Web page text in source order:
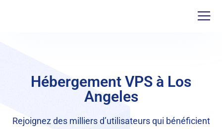
Hébergement VPS à Los
Angeles
Rejoignez des milliers d’utilisateurs qui bénéficient